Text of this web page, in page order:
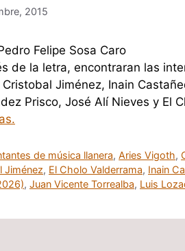
2015
Felipe Sosa Caro
de la letra, encontraran las
Jiménez, Inain
Prisco, José Alí Nieves y El
de música llanera,Aries Vigoth,
Jiménez, El Cholo Valderrama, Inain
, Juan Vicente Torrealba, Luis